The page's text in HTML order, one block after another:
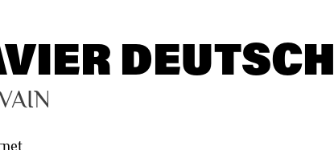
DEUTSCH